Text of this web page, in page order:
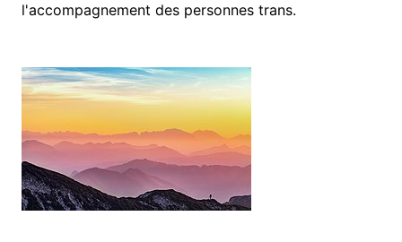
l'accompagnement des personnes trans.